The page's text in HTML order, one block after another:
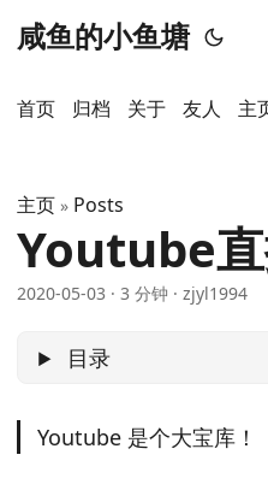
咸鱼的小鱼塘
首页 归档 关于 友人 主
主页 » Posts
Youtube
2020-05-03 · 3 分钟 · zjyl1994
目录
Youtube 是个大宝库！